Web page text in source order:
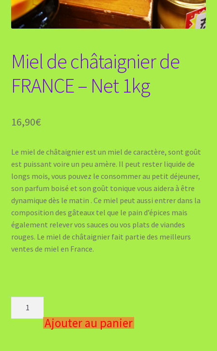
Miel de châtaignier de
FRANCE – Net 1kg
16,90€
Le miel de châtaignier est un miel de caractère, sont goût
est puissant voire un peu amère. Il peut rester liquide de
longs mois, vous pouvez le consommer au petit déjeuner,
son parfum boisé et son goût tonique vous aidera à être
dynamique dès le matin . Ce miel peut aussi entrer dans la
composition des gâteaux tel que le pain d’épices mais
également relever vos sauces ou vos plats de viandes
rouges. Le miel de châtaignier fait partie des meilleurs
ventes de miel en France.
Ajouter au panier